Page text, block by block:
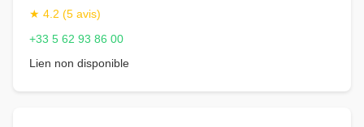
★ 4.2 (5 avis)
+33 5 62 93 86 00
Lien non disponible